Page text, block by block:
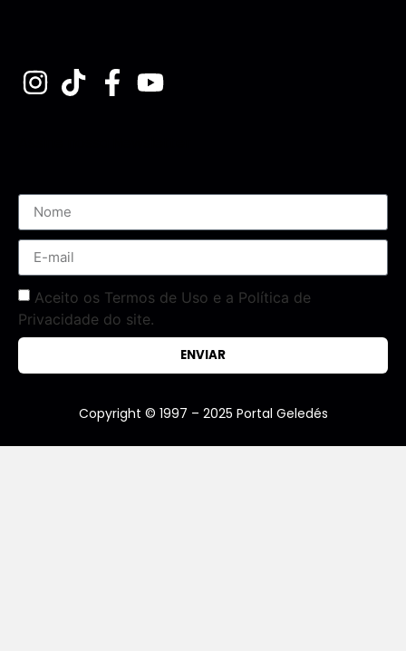
Aceito os Termos de Uso e a Política de
Privacidade do site.
ENVIAR
Copyright © 1997 – 2025 Portal Geledés